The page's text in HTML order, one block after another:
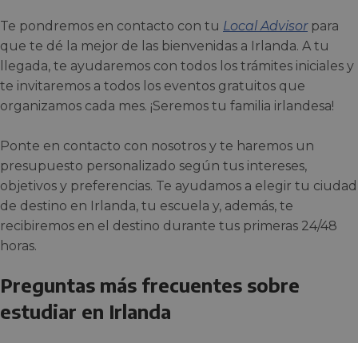
Te pondremos en contacto con tu Local Advisorpara
que te dé la mejor de las bienvenidas a Irlanda. A tu
llegada, te ayudaremos con todos los trámites iniciales y
te invitaremos a todos los eventos gratuitos que
organizamos cada mes. ¡Seremos tu familia irlandesa!
Ponte en contacto con nosotros y te haremos un
presupuesto personalizado según tus intereses,
objetivos y preferencias. Te ayudamos a elegir tu ciudad
de destino en Irlanda, tu escuela y, además, te
recibiremos en el destino durante tus primeras 24/48
horas.
Preguntas más frecuentes sobre
estudiar en Irlanda